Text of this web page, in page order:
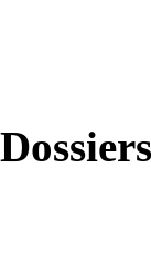
Dossiers